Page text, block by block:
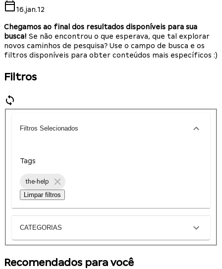
16.jan.12
Chegamos ao final dos resultados disponíveis para sua
busca! Se não encontrou o que esperava, que tal explorar
novos caminhos de pesquisa? Use o campo de busca e os
filtros disponíveis para obter conteúdos mais específicos :)
Filtros
Filtros Selecionados
Tags
the-help
Limpar filtros
CATEGORIAS
Recomendados para você